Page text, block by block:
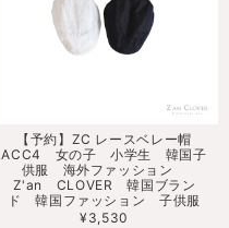
【予約】ZC レースベレー帽
ACC4 女の子 小学生 韓国子
供服 海外ファッション
Z'an CLOVER 韓国ブラン
ド 韓国ファッション 子供服
¥3,530